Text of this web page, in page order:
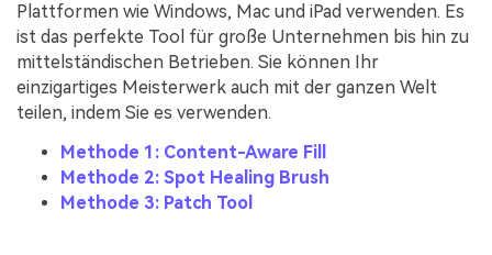
Plattformen wie Windows, Mac und iPad verwenden. Es
ist das perfekte Tool für große Unternehmen bis hin zu
mittelständischen Betrieben. Sie können Ihr
einzigartiges Meisterwerk auch mit der ganzen Welt
teilen, indem Sie es verwenden.
Methode 1: Content-Aware Fill
Methode 2: Spot Healing Brush
Methode 3: Patch Tool